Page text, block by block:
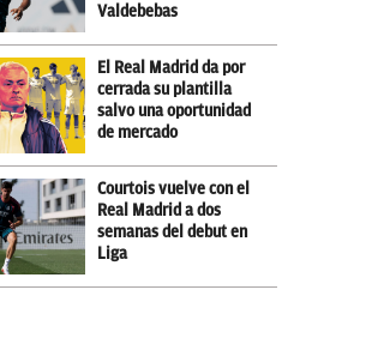
Valdebebas
El Real Madrid da por
cerrada su plantilla
salvo una oportunidad
de mercado
Courtois vuelve con el
Real Madrid a dos
semanas del debut en
Liga